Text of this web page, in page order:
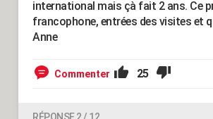
international mais çà fait 2 ans. Ce
francophone, entrées des visites et
Anne
Commenter 25